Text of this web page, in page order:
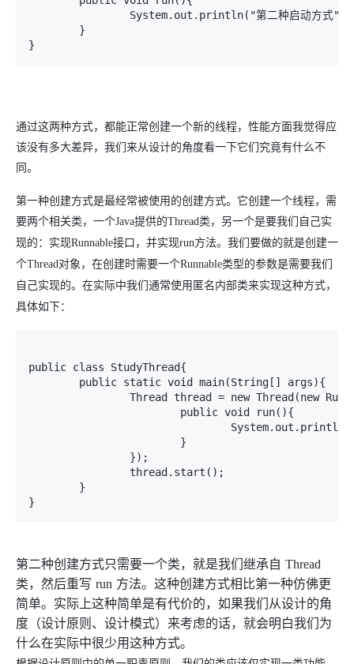
通过这两种方式，都能正常创建一个新的线程，性能方面我觉得应
该没有多大差异，我们来从设计的角度看一下它们究竟有什么不
同。
第一种创建方式是最经常被使用的创建方式。它创建一个线程，需
要两个相关类，一个Java提供的Thread类，另一个是要我们自己实
现的：实现Runnable接口，并实现run方法。我们要做的就是创建一
个Thread对象，在创建时需要一个Runnable类型的参数是需要我们
自己实现的。在实际中我们通常使用匿名内部类来实现这种方式，
具体如下：
public class StudyThread{
第二种创建方式只需要一个类，就是我们继承自 Thread
类，然后重写 run 方法。这种创建方式相比第一种仿佛更
简单。实际上这种简单是有代价的，如果我们从设计的角
度（设计原则、设计模式）来考虑的话，就会明白我们为
什么在实际中很少用这种方式。